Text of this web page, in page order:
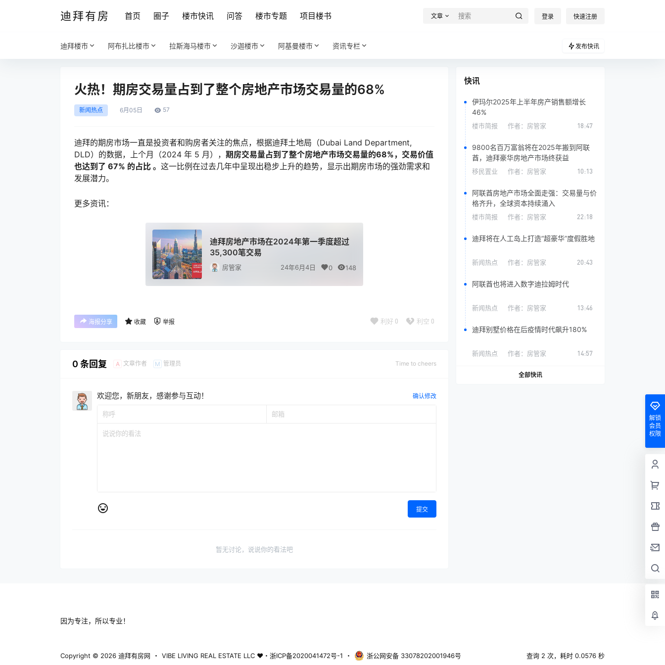
迪拜有房 首页 圈子 楼市快讯 问答 楼市专题 项目楼书 文章 登录 快速注册
迪拜楼市 阿布扎比楼市 拉斯海马楼市 沙迦楼市 阿基曼楼市 资讯专栏 发布快讯
火热！期房交易量占到了整个房地产市场交易量的68%
新闻热点 6月 05日 57
迪拜的期房市场一直是投资者和购房者关注的焦点，根据迪拜土地局（Dubai Land Department,
DLD）的数据，上个月（2024 年 5 月）， 期房交易量占到了整个房地产市场交易量的68%，交易价值
也达到了 67% 的占比 。 这一比例在过去几年中呈现出稳步上升的趋势，显示出期房市场的强劲需求和
发展潜力。
更多资讯：
迪拜房地产市场在2024年第一季度超过
35,300笔交易
房管家 24年6月4日 0 148
海报分享 收藏 举报 利好 0 利空 0
0 条回复 A 文章作者 M 管理员 Time to cheers
欢迎您，新朋友，感谢参与互动！ 确认修改
提交
暂无讨论，说说你的看法吧
快讯
伊玛尔2025年上半年房产销售额增长
46%
楼市简报 作者： 房管家 18:47
9800名百万富翁将在2025年搬到阿联
酋，迪拜豪华房地产市场终获益
移民置业 作者： 房管家 10:13
阿联酋房地产市场全面走强：交易量与价
格齐升，全球资本持续涌入
楼市简报 作者： 房管家 22:18
迪拜将在人工岛上打造“超豪华”度假胜地
新闻热点 作者： 房管家 20:43
阿联酋也将进入数字迪拉姆时代
新闻热点 作者： 房管家 13:46
迪拜别墅价格在后疫情时代飙升180%
新闻热点 作者： 房管家 14:57
全部快讯
解锁
会员
权限
因为专注，所以专业！
Copyright © 2026 迪拜有房网 ・ VIBE LIVING REAL ESTATE LLC ♥・浙ICP备2020041472号-1 ・ 浙公网安备 33078202001946号 查询 2 次，耗时 0.0576 秒